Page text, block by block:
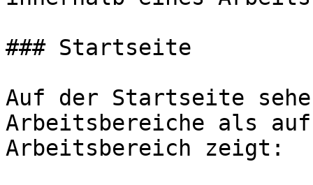
### Startseite
Auf der Startseite
Arbeitsbereiche als
Arbeitsbereich zeigt: